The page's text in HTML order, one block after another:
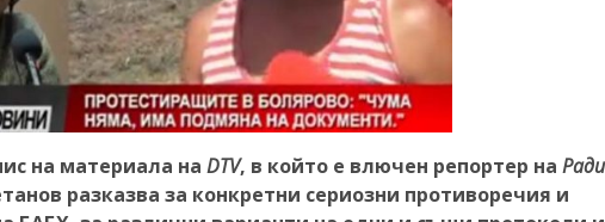
на материала на DTV, в който е влючен репортер на
разказва за конкретни сериозни противоречия и